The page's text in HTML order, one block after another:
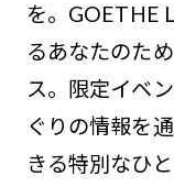
を。GOETHE
るあなたのた
ス。限定イベ
ぐりの情報を
きる特別なひ